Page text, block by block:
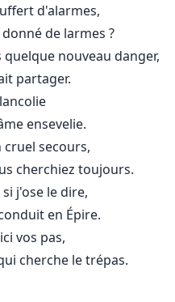
d'alarmes,
de larmes ?
nouveau danger,
partager.
ensevelie.
cruel secours,
cherchiez toujours.
j'ose le dire,
en Épire.
vos pas,
cherche le trépas.